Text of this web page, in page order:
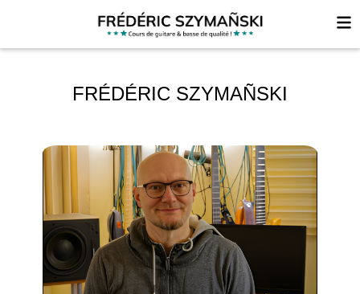
FRÉDÉRIC SZYMAÑSKI